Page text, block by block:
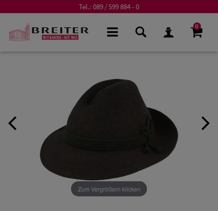
Tel.: 089 / 599 884 - 0
0
Zum Vergrößern klicken